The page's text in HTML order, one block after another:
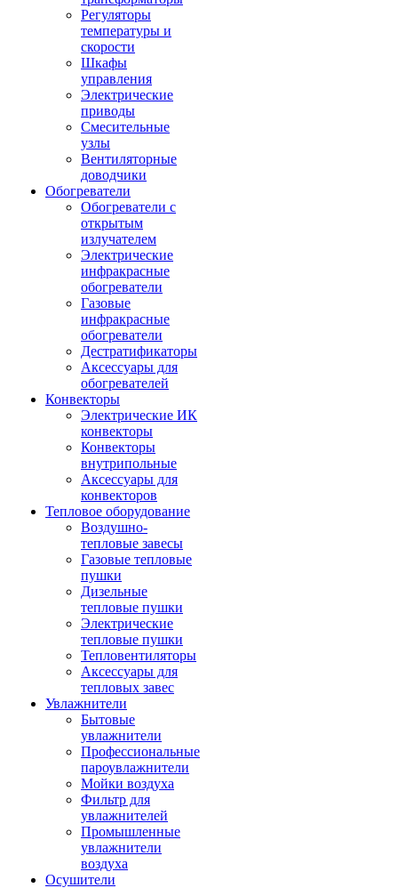
Регуляторы
температуры и
скорости
Шкафы
управления
Электрические
приводы
Смесительные
узлы
Вентиляторные
доводчики
Обогреватели
Обогреватели с
открытым
излучателем
Электрические
инфракрасные
обогреватели
Газовые
инфракрасные
обогреватели
Дестратификаторы
Аксессуары для
обогревателей
Конвекторы
Электрические ИК
конвекторы
Конвекторы
внутрипольные
Аксессуары для
конвекторов
Тепловое оборудование
Воздушно-
тепловые завесы
Газовые тепловые
пушки
Дизельные
тепловые пушки
Электрические
тепловые пушки
Тепловентиляторы
Аксессуары для
тепловых завес
Увлажнители
Бытовые
увлажнители
Профессиональные
пароувлажнители
Мойки воздуха
Фильтр для
увлажнителей
Промышленные
увлажнители
воздуха
Осушители